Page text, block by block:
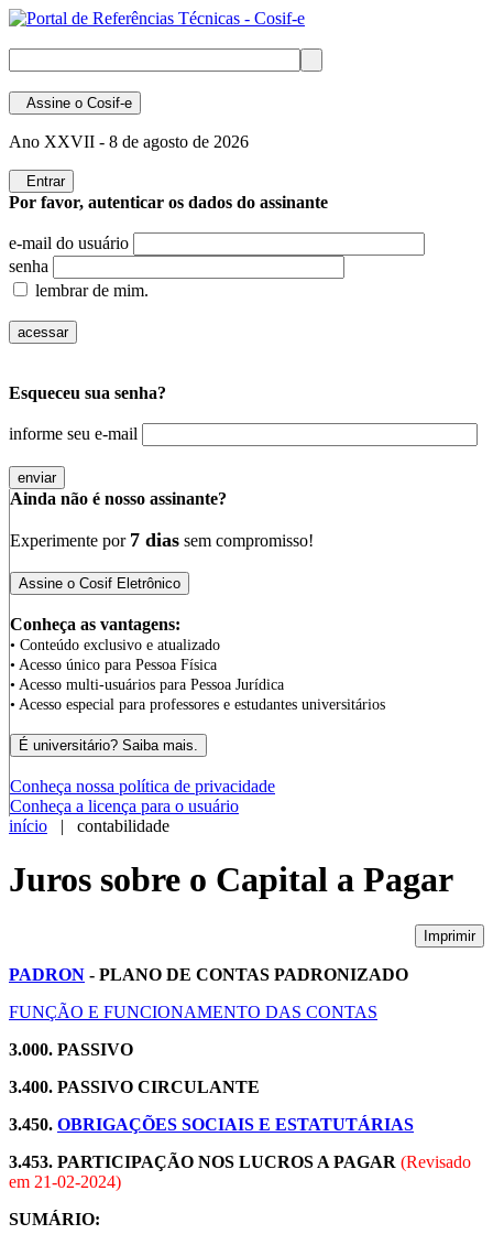
Assine o Cosif-e
Ano XXVII - 8 de agosto de 2026
Entrar
Por favor, autenticar os dados do assinante
e-mail do usuário
senha
lembrar de mim.
Esqueceu sua senha?
informe seu e-mail
Ainda não é nosso assinante?
Experimente por 7 dias sem compromisso!
Conheça as vantagens:
• Conteúdo exclusivo e atualizado
• Acesso único para Pessoa Física
• Acesso multi-usuários para Pessoa Jurídica
• Acesso especial para professores e estudantes universitários
Conheça nossa política de privacidade
Conheça a licença para o usuário
início | contabilidade
Juros sobre o Capital a Pagar
Imprimir
PADRON - PLANO DE CONTAS PADRONIZADO
FUNÇÃO E FUNCIONAMENTO DAS CONTAS
3.000. PASSIVO
3.400. PASSIVO CIRCULANTE
3.450. OBRIGAÇÕES SOCIAIS E ESTATUTÁRIAS
3.453. PARTICIPAÇÃO NOS LUCROS A PAGAR (Revisado
em 21-02-2024)
SUMÁRIO: